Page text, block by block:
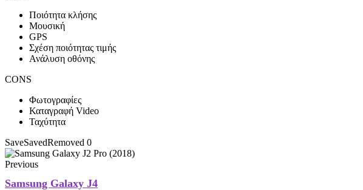
Ποιότητα κλήσης
Μουσική
GPS
Σχέση ποιότητας τιμής
Ανάλυση οθόνης
CONS
Φωτογραφίες
Καταγραφή Video
Ταχύτητα
SaveSavedRemoved 0
Previous
Samsung Galaxy J4